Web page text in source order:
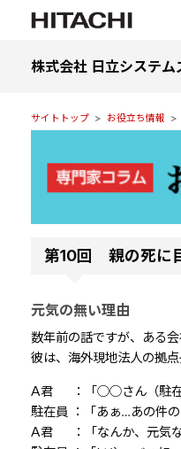
株式会社 日立システム
サイトトップ お役立ち情報
第10回 親の死に
元気の無い理由
数年前の話ですが、ある
彼は、海外現地法人の拠
A君 ：「○○さん（駐在
駐在員 ：「あぁ…あの件の
A君 ：「なんか、元気な